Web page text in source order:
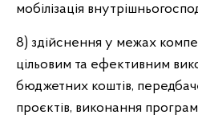
мобілізація
8) здійснення у межах
цільовим та ефективним
бюджетних коштів,
проєктів, виконання